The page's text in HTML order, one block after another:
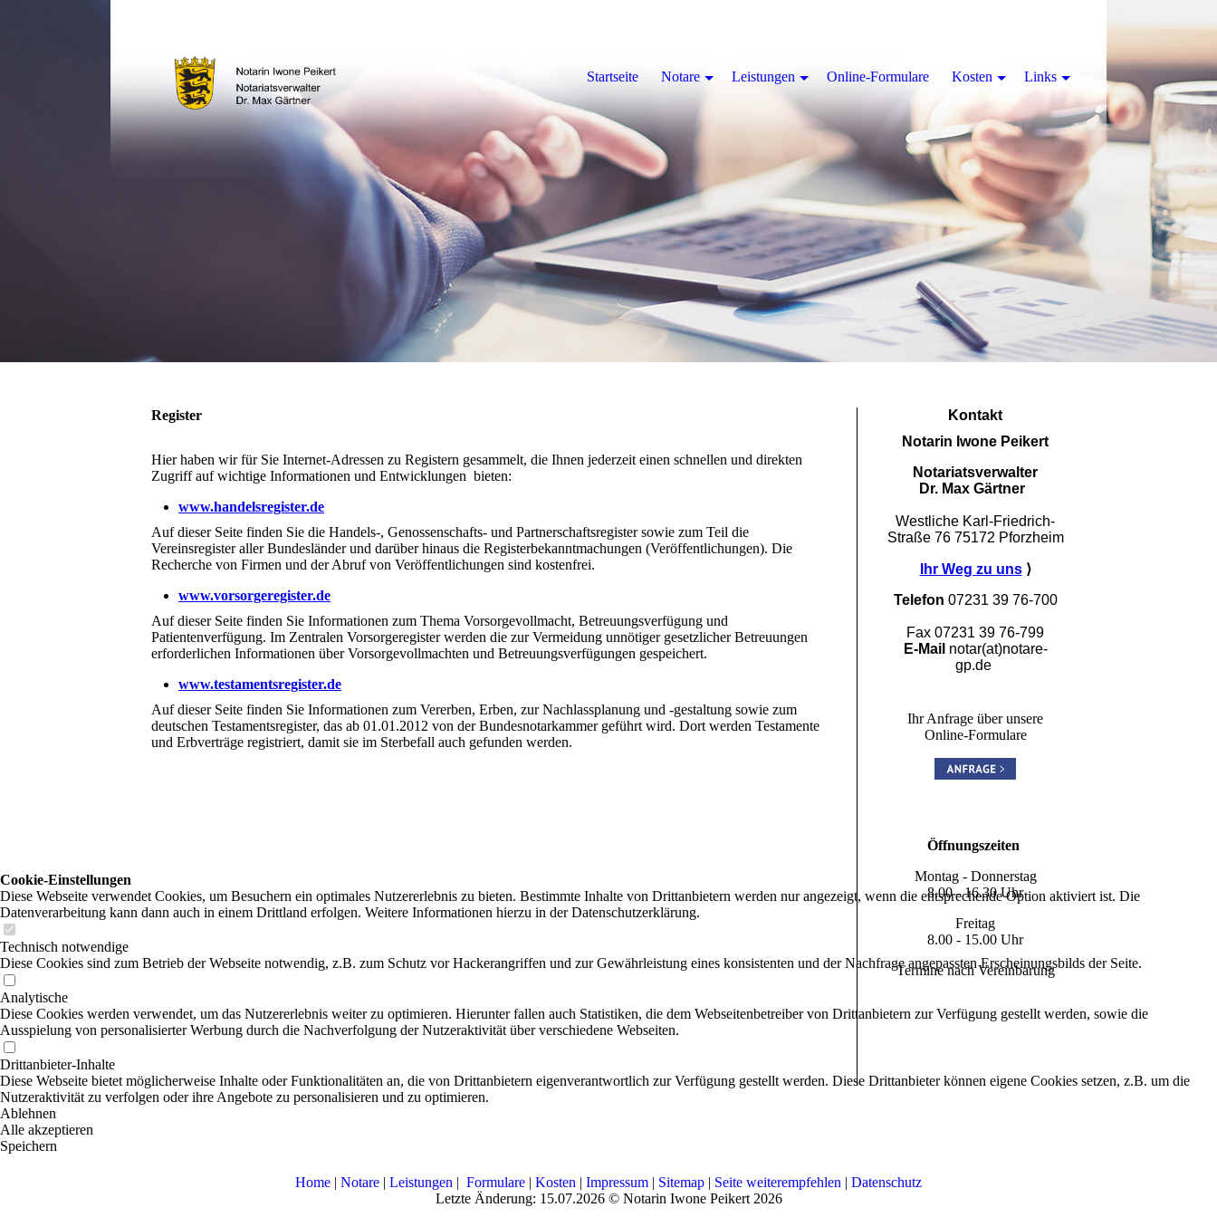
Register
Hier haben wir für Sie Internet-Adressen zu Registern gesammelt, die Ihnen jederzeit einen schnellen und direkten
Zugriff auf wichtige Informationen und Entwicklungen bieten:
www.handelsregister.de
Auf dieser Seite finden Sie die Handels-, Genossenschafts- und Partnerschaftsregister sowie zum Teil die
Vereinsregister aller Bundesländer und darüber hinaus die Registerbekanntmachungen (Veröffentlichungen). Die
Recherche von Firmen und der Abruf von Veröffentlichungen sind kostenfrei.
www.vorsorgeregister.de
Auf dieser Seite finden Sie Informationen zum Thema Vorsorgevollmacht, Betreuungsverfügung und
Patientenverfügung. Im Zentralen Vorsorgeregister werden die zur Vermeidung unnötiger gesetzlicher Betreuungen
erforderlichen Informationen über Vorsorgevollmachten und Betreuungsverfügungen gespeichert.
www.testamentsregister.de
Auf dieser Seite finden Sie Informationen zum Vererben, Erben, zur Nachlassplanung und -gestaltung sowie zum
deutschen Testamentsregister, das ab 01.01.2012 von der Bundesnotarkammer geführt wird. Dort werden Testamente
und Erbverträge registriert, damit sie im Sterbefall auch gefunden werden.
Kontakt
Notarin Iwone Peikert
Notariatsverwalter
Dr. Max Gärtner
Westliche Karl-Friedrich-
Straße 76 75172 Pforzheim
Ihr Weg zu uns⟩
Telefon 07231 39 76-700
Fax 07231 39 76-799
E-Mail notar(at)notare-
gp.de
Ihr Anfrage über unsere
Online-Formulare
Öffnungszeiten
Montag - Donnerstag
8.00 - 16.30 Uhr
Freitag
8.00 - 15.00 Uhr
Termine nach Vereinbarung
Home | Notare | Leistungen | Formulare | Kosten | Impressum | Sitemap | Seite weiterempfehlen | Datenschutz
Letzte Änderung: 15.07.2026 © Notarin Iwone Peikert 2026
Startseite Notare Leistungen Online-Formulare Kosten Links
Cookie-Einstellungen
Diese Webseite verwendet Cookies, um Besuchern ein optimales Nutzererlebnis zu bieten. Bestimmte Inhalte von Drittanbietern werden nur angezeigt, wenn die entsprechende Option aktiviert ist. Die
Datenverarbeitung kann dann auch in einem Drittland erfolgen. Weitere Informationen hierzu in der Datenschutzerklärung.
Technisch notwendige
Diese Cookies sind zum Betrieb der Webseite notwendig, z.B. zum Schutz vor Hackerangriffen und zur Gewährleistung eines konsistenten und der Nachfrage angepassten Erscheinungsbilds der Seite.
Analytische
Diese Cookies werden verwendet, um das Nutzererlebnis weiter zu optimieren. Hierunter fallen auch Statistiken, die dem Webseitenbetreiber von Drittanbietern zur Verfügung gestellt werden, sowie die
Ausspielung von personalisierter Werbung durch die Nachverfolgung der Nutzeraktivität über verschiedene Webseiten.
Drittanbieter-Inhalte
Diese Webseite bietet möglicherweise Inhalte oder Funktionalitäten an, die von Drittanbietern eigenverantwortlich zur Verfügung gestellt werden. Diese Drittanbieter können eigene Cookies setzen, z.B. um die
Nutzeraktivität zu verfolgen oder ihre Angebote zu personalisieren und zu optimieren.
Ablehnen
Alle akzeptieren
Speichern